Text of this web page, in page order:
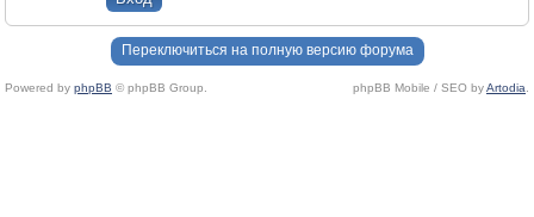
Переключиться на полную версию форума
Powered by phpBB © phpBB Group. phpBB Mobile / SEO byArtodia